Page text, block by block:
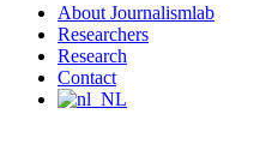
About Journalismlab
Researchers
Research
Contact